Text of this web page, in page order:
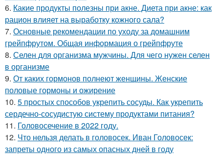
6. Какие продукты полезны при акне. Диета при акне: как
рацион влияет на выработку кожного сала?
7. Основные рекомендации по уходу за домашним
грейпфрутом. Общая информация о грейпфруте
8. Селен для организма мужчины. Для чего нужен селен
в организме
9. От каких гормонов полнеют женщины. Женские
половые гормоны и ожирение
10. 5 простых способов укрепить сосуды. Как укрепить
сердечно-сосудистую систему продуктами питания?
11. Головосечение в 2022 году.
12. Что нельзя делать в головосек. Иван Головосек:
запреты одного из самых опасных дней в году